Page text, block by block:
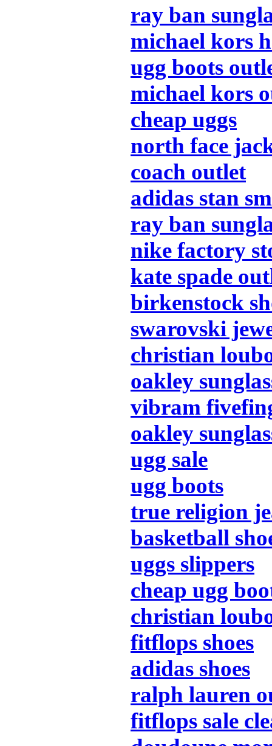
ray ban
michael kors
ugg boots
michael kors
cheap uggs
north face
coach outlet
adidas stan
ray ban
nike factory
kate spade
birkenstock
swarovski
christian
oakley
vibram
oakley
ugg sale
ugg boots
true religion
basketball
uggs slippers
cheap ugg
christian
fitflops shoes
adidas shoes
ralph lauren
fitflops sale